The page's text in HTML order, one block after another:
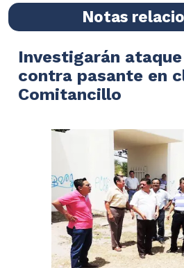
Notas
Investigarán
contra pasante en
Comitancillo